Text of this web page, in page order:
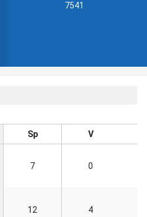
7541
Sp V
7 0
12 4